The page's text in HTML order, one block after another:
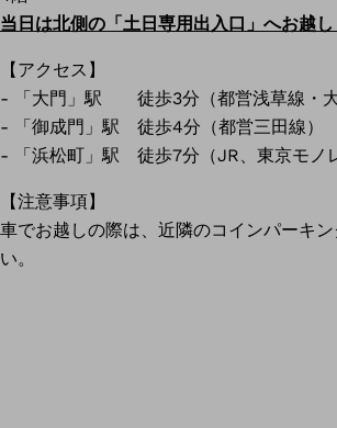
当日は北側の「土日専用出入口」へお越し
【アクセス】
- 「大門」駅 徒歩3分（都営浅草線・
- 「御成門」駅 徒歩4分（都営三田線）
- 「浜松町」駅 徒歩7分（JR、東京モノ
【注意事項】
車でお越しの際は、近隣のコインパーキ
い。